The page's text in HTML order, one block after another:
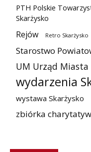
PTH Polskie
Skarżysko
Rejów Retro Skarżysko
Starostwo
UM Urząd Miasta
wydarzenia
wystawa Skarżysko
zbiórka